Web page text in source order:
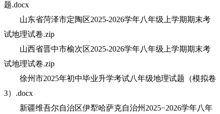
题.docx
山东省菏泽市定陶区2025-2026学年八年级上学期期末考
试地理试卷.zip
山西省晋中市榆次区2025-2026学年八年级上学期期末考
试地理试卷.zip
徐州市2025年初中毕业升学考试八年级地理试题（模拟卷
3）.docx
新疆维吾尔自治区伊犁哈萨克自治州2025−2026学年八年